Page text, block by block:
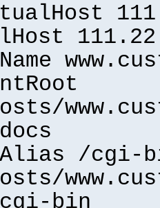
/cgi-
cgi-bin